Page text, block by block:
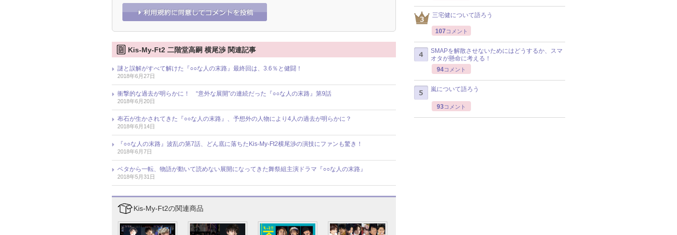
Kis-My-Ft2 二階堂高嗣 横尾渉 関連記事
謎と誤解がすべて解けた『○○な人の末路』最終回は、3.6％と健闘！
2018年6月27日
衝撃的な過去が明らかに！ “意外な展開”の連続だった『○○な人の末路』第9話
2018年6月20日
布石が生かされてきた『○○な人の末路』、予想外の人物により4人の過去が明らかに？
2018年6月14日
『○○な人の末路』波乱の第7話、どん底に落ちたKis-My-Ft2横尾渉の演技にファンも驚き！
2018年6月7日
ベタから一転、物語が動いて読めない展開になってきた舞祭組主演ドラマ『○○な人の末路』
2018年5月31日
Kis-My-Ft2の関連商品
三宅健について語ろう
107コメント
SMAPを解散させないためにはどうするか、スマ
オタが懸命に考える！
94コメント
嵐について語ろう
93コメント